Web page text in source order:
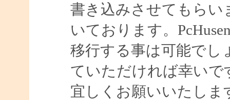
書き込みさせてもらい
いております。
移行する事は可能でし
ていただければ幸いで
宜しくお願いいたしま